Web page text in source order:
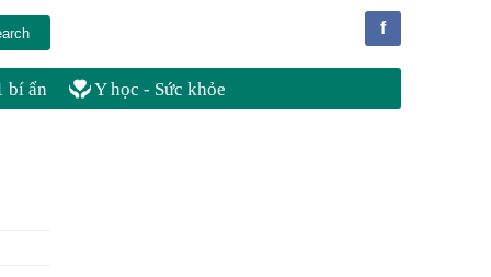
f
bí ẩn Y học - Sức khỏe